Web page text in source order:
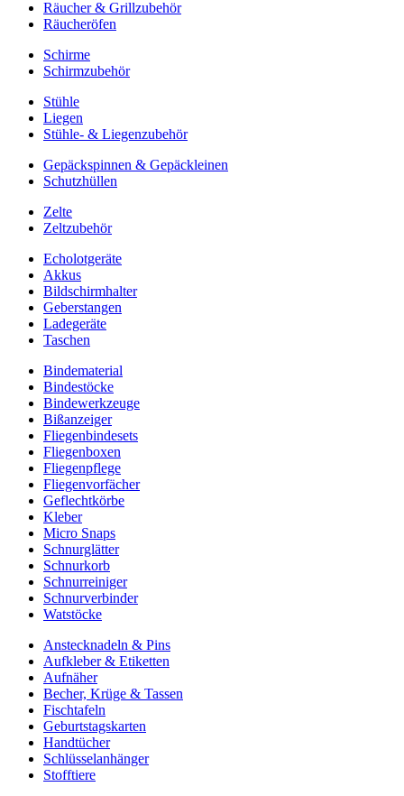
Räucher & Grillzubehör
Räucheröfen
Schirme
Schirmzubehör
Stühle
Liegen
Stühle- & Liegenzubehör
Gepäckspinnen & Gepäckleinen
Schutzhüllen
Zelte
Zeltzubehör
Echolotgeräte
Akkus
Bildschirmhalter
Geberstangen
Ladegeräte
Taschen
Bindematerial
Bindestöcke
Bindewerkzeuge
Bißanzeiger
Fliegenbindesets
Fliegenboxen
Fliegenpflege
Fliegenvorfächer
Geflechtkörbe
Kleber
Micro Snaps
Schnurglätter
Schnurkorb
Schnurreiniger
Schnurverbinder
Watstöcke
Anstecknadeln & Pins
Aufkleber & Etiketten
Aufnäher
Becher, Krüge & Tassen
Fischtafeln
Geburtstagskarten
Handtücher
Schlüsselanhänger
Stofftiere